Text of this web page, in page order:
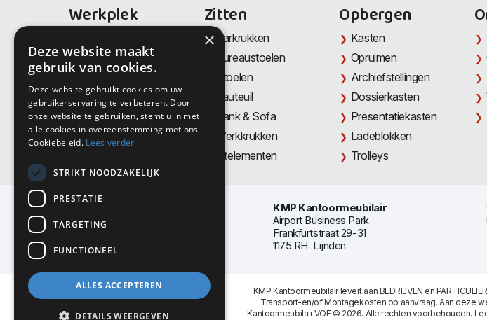
Werkplek
Thuiswerkplek
Zit-Sta bureaus
Directiemeubilair
Akoestiek & Privacy
Tafels
Zitten
Barkrukken
Bureaustoelen
Stoelen
Fauteuil
Bank & Sofa
Werkkrukken
Zitelementen
Opbergen
Kasten
Opruimen
Archiefstellingen
Dossierkasten
Presentatiekasten
Ladeblokken
Trolleys
KMP Kantoormeubilair
Airport Business Park
Frankfurtstraat 29-31
1175 RH Lijnden
KMP Kantoormeubilair levert aan BEDRIJVEN en
Transport-en/of Montagekosten op aanvraag. Aan deze
Kantoormeubilair VOF © 2026. Alle rechten voorbehouden.
×
Deze website maakt
gebruik van cookies.
Deze website gebruikt cookies om uw
gebruikerservaring te verbeteren. Door
onze website te gebruiken, stemt u in met
alle cookies in overeenstemming met ons
Cookiebeleid. Lees verder
STRIKT NOODZAKELIJK
PRESTATIE
TARGETING
FUNCTIONEEL
ALLES ACCEPTEREN
DETAILS WEERGEVEN